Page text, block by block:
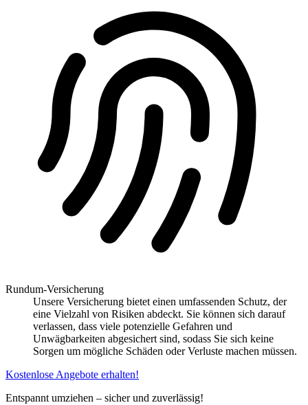
Rundum-Versicherung
Unsere Versicherung bietet einen umfassenden Schutz, der
eine Vielzahl von Risiken abdeckt. Sie können sich darauf
verlassen, dass viele potenzielle Gefahren und
Unwägbarkeiten abgesichert sind, sodass Sie sich keine
Sorgen um mögliche Schäden oder Verluste machen müssen.
Kostenlose Angebote erhalten!
Entspannt umziehen – sicher und zuverlässig!